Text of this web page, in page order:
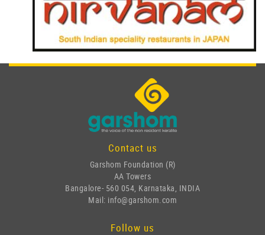
Contact us
Garshom Foundation (R)
AA Towers
Bangalore- 560 054, Karnataka, INDIA
Mail: info@garshom.com
Follow us